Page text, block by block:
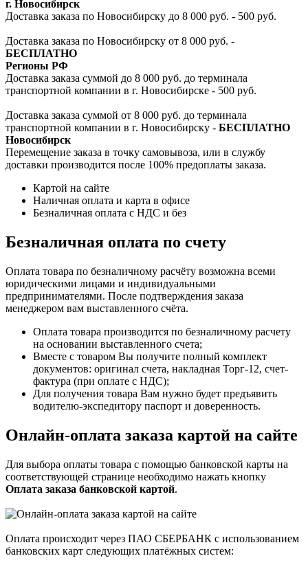
г. Новосибирск
Доставка заказа по Новосибирску до 8 000 руб. - 500 руб.
Доставка заказа по Новосибирску от 8 000 руб. -
БЕСПЛАТНО
Регионы РФ
Доставка заказа суммой до 8 000 руб. до терминала
транспортной компании в г. Новосибирске - 500 руб.
Доставка заказа суммой от 8 000 руб. до терминала
транспортной компании в г. Новосибирску - БЕСПЛАТНО
Новосибирск
Перемещение заказа в точку самовывоза, или в службу
доставки производится после 100% предоплаты заказа.
Картой на сайте
Наличная оплата и карта в офисе
Безналичная оплата с НДС и без
Безналичная оплата по счету
Оплата товара по безналичному расчёту возможна всеми
юридическими лицами и индивидуальными
предпринимателями. После подтверждения заказа
менеджером вам выставленного счёта.
Оплата товара производится по безналичному расчету
на основании выставленного счета;
Вместе с товаром Вы получите полный комплект
документов: оригинал счета, накладная Торг-12, счет-
фактура (при оплате с НДС);
Для получения товара Вам нужно будет предъявить
водителю-экспедитору паспорт и доверенность.
Онлайн-оплата заказа картой на сайте
Для выбора оплаты товара с помощью банковской карты на
соответствующей странице необходимо нажать кнопку
Оплата заказа банковской картой.
Оплата происходит через ПАО СБЕРБАНК с использованием
банковских карт следующих платёжных систем: